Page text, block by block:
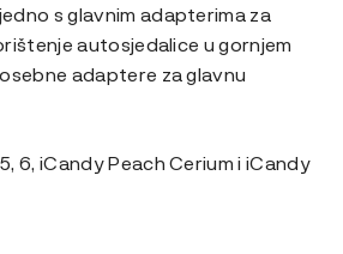
s glavnim adapterima za
autosjedalice u gornjem
adaptere za glavnu
6, iCandy Peach Cerium i iCandy